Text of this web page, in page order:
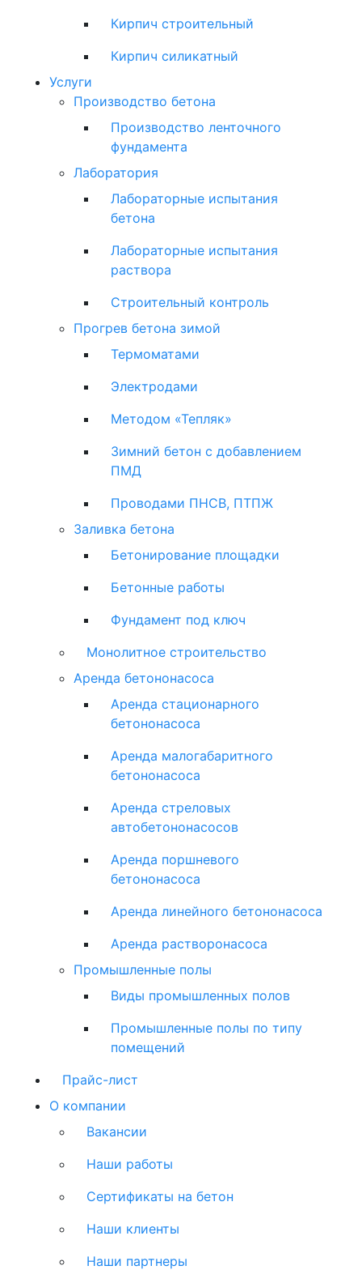
Кирпич строительный
Кирпич силикатный
Услуги
Производство бетона
Производство ленточного
фундамента
Лаборатория
Лабораторные испытания
бетона
Лабораторные испытания
раствора
Строительный контроль
Прогрев бетона зимой
Термоматами
Электродами
Методом «Тепляк»
Зимний бетон с добавлением
ПМД
Проводами ПНСВ, ПТПЖ
Заливка бетона
Бетонирование площадки
Бетонные работы
Фундамент под ключ
Монолитное строительство
Аренда бетононасоса
Аренда стационарного
бетононасоса
Аренда малогабаритного
бетононасоса
Аренда стреловых
автобетононасосов
Аренда поршневого
бетононасоса
Аренда линейного бетононасоса
Аренда растворонасоса
Промышленные полы
Виды промышленных полов
Промышленные полы по типу
помещений
Прайс-лист
О компании
Вакансии
Наши работы
Сертификаты на бетон
Наши клиенты
Наши партнеры